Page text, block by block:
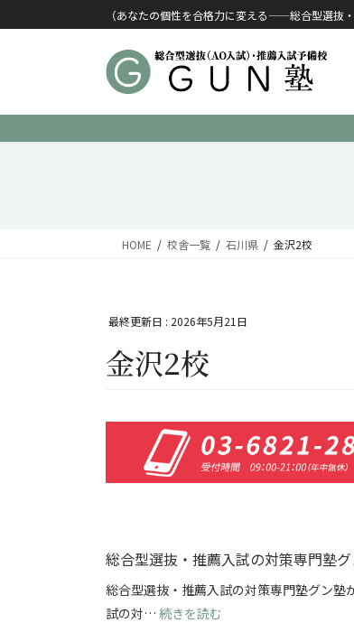
コンテンツに移動
ナビゲーションに移動（あなたの個性を合格力に変える——総合型選抜
HOME 校舎一覧 石川県 金沢2校
最終更新日 : 2026年5月21日
金沢2校
総合型選抜・推薦入試の対策専門塾
総合型選抜・推薦入試の対策専門塾グン塾
試の対… 続きを読む